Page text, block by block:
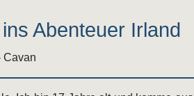
Abenteuer Irland
Cavan